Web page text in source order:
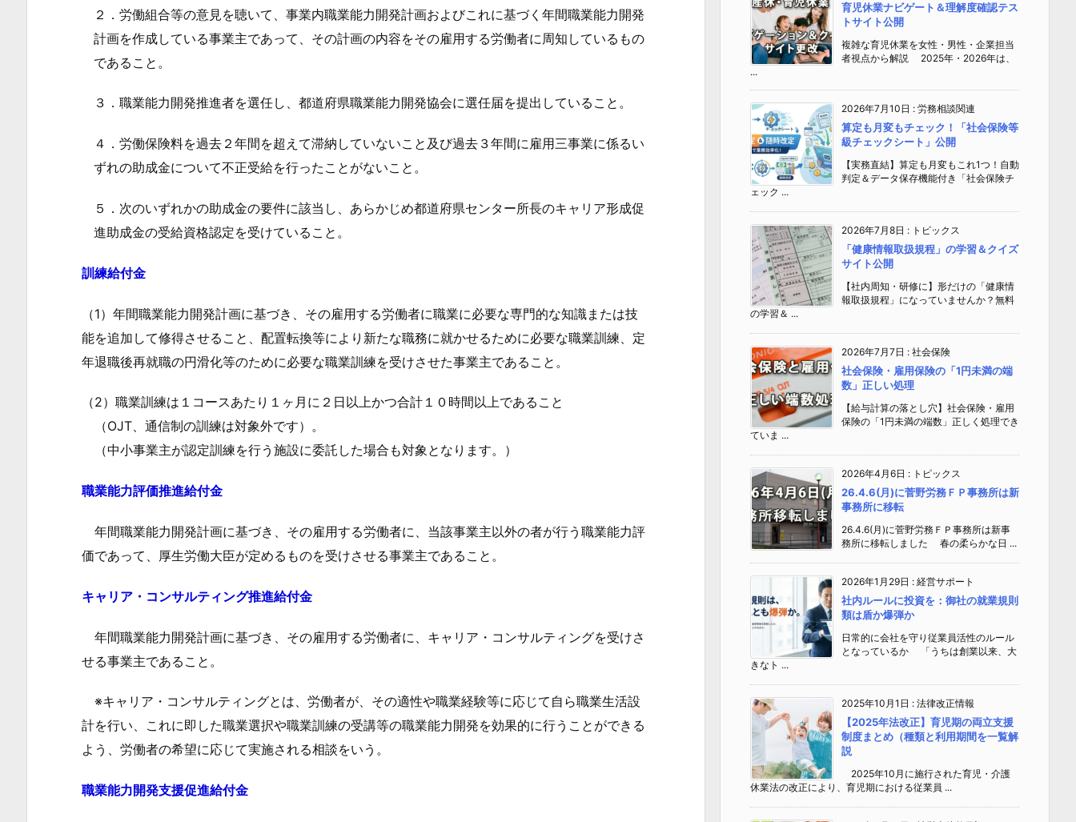
ャ
リ
成
促
助
成
の
給
要
件
キ
ャ
リ
形
促
進
助
金
受
内
容
の
要
２．労働組合等の意見を聴いて、事業内職業能力開発計画およびこれに基づく年間職業能力開発
計画を作成している事業主であって、その計画の内容をその雇用する労働者に周知しているもの
であること。
３．職業能力開発推進者を選任し、都道府県職業能力開発協会に選任届を提出していること。
４．労働保険料を過去２年間を超えて滞納していないこと及び過去３年間に雇用三事業に係るい
ずれの助成金について不正受給を行ったことがないこと。
５．次のいずれかの助成金の要件に該当し、あらかじめ都道府県センター所長のキャリア形成促
進助成金の受給資格認定を受けていること。
訓練給付金
（1）年間職業能力開発計画に基づき、その雇用する労働者に職業に必要な専門的な知識または技
能を追加して修得させること、配置転換等により新たな職務に就かせるために必要な職業訓練、定
年退職後再就職の円滑化等のために必要な職業訓練を受けさせた事業主であること。
（2）職業訓練は１コースあたり１ヶ月に２日以上かつ合計１０時間以上であること
（OJT、通信制の訓練は対象外です）。
（中小事業主が認定訓練を行う施設に委託した場合も対象となります。）
職業能力評価推進給付金
年間職業能力開発計画に基づき、その雇用する労働者に、当該事業主以外の者が行う職業能力評
価であって、厚生労働大臣が定めるものを受けさせる事業主であること。
キャリア・コンサルティング推進給付金
年間職業能力開発計画に基づき、その雇用する労働者に、キャリア・コンサルティングを受けさ
せる事業主であること。
※キャリア・コンサルティングとは、労働者が、その適性や職業経験等に応じて自ら職業生活設
計を行い、これに即した職業選択や職業訓練の受講等の職業能力開発を効果的に行うことができる
よう、労働者の希望に応じて実施される相談をいう。
職業能力開発支援促進給付金
育児休業ナビゲート＆理解度確認テス
トサイト公開
複雑な育児休業を女性・男性・企業担当
者視点から解説 2025年・2026年は、
...
2026年7月10日 : 労務相談関連
算定も月変もチェック！「社会保険等
級チェックシート」公開
【実務直結】算定も月変もこれ1つ！自動
判定＆データ保存機能付き「社会保険チ
ェック ...
2026年7月8日 : トピックス
「健康情報取扱規程」の学習＆クイズ
サイト公開
【社内周知・研修に】形だけの「健康情
報取扱規程」になっていませんか？無料
の学習＆ ...
2026年7月7日 : 社会保険
社会保険・雇用保険の「1円未満の端
数」正しい処理
【給与計算の落とし穴】社会保険・雇用
保険の「1円未満の端数」正しく処理でき
ていま ...
2026年4月6日 : トピックス
26.4.6(月)に菅野労務ＦＰ事務所は新
事務所に移転
26.4.6(月)に菅野労務ＦＰ事務所は新事
務所に移転しました 春の柔らかな日 ...
2026年1月29日 : 経営サポート
社内ルールに投資を：御社の就業規則
類は盾か爆弾か
日常的に会社を守り従業員活性のルール
となっているか 「うちは創業以来、大
きなト ...
2025年10月1日 : 法律改正情報
【2025年法改正】育児期の両立支援
制度まとめ（種類と利用期間を一覧解
説
2025年10月に施行された育児・介護
休業法の改正により、育児期における従業員 ...